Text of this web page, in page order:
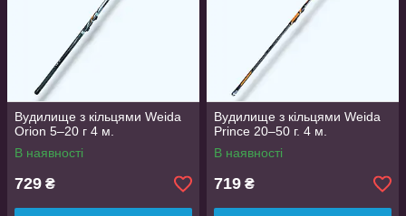
Вудилище з кільцями Weida
Orion 5–20 г 4 м.
В наявності
729 ₴
Вудилище з кільцями Weida
Prince 20–50 г. 4 м.
В наявності
719 ₴